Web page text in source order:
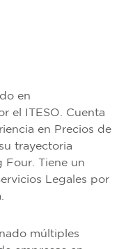
en
el ITESO. Cuenta
en Precios de
trayectoria
Four. Tiene un
Legales por
múltiples